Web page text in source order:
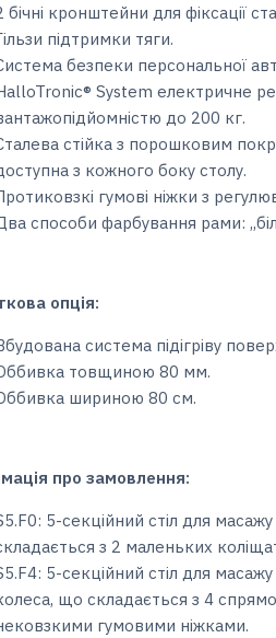
бічні кронштейни для фіксації
підтримки тяги.
безпеки персональної
System електричне
до 200 кг.
стійка з порошковим
з кожного боку столу.
гумові ніжки з
способи фарбування рами:
опція:
система підігріву
товщиною 80 мм.
шириною 80 см.
про замовлення:
5-секційний стіл для
з 2 маленьких
5-секційний стіл для
що складається з 4
гумовими ніжками.